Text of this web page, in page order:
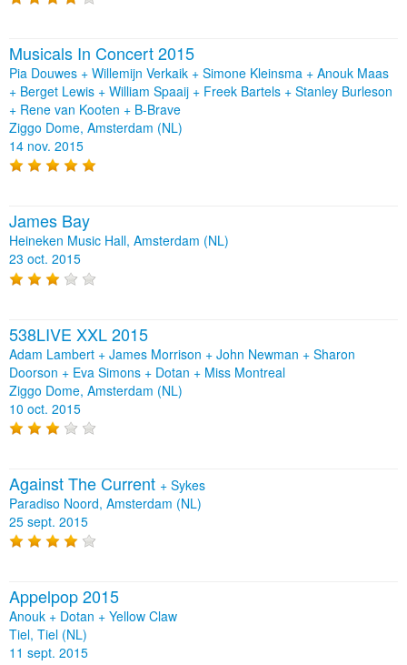
Musicals In Concert 2015
Pia Douwes + Willemijn Verkaik + Simone Kleinsma + Anouk Maas
+ Berget Lewis + William Spaaij + Freek Bartels + Stanley Burleson
+ Rene van Kooten + B-Brave
Ziggo Dome, Amsterdam (NL)
14 nov. 2015
James Bay
Heineken Music Hall, Amsterdam (NL)
23 oct. 2015
538LIVE XXL 2015
Adam Lambert + James Morrison + John Newman + Sharon
Doorson + Eva Simons + Dotan + Miss Montreal
Ziggo Dome, Amsterdam (NL)
10 oct. 2015
Against The Current + Sykes
Paradiso Noord, Amsterdam (NL)
25 sept. 2015
Appelpop 2015
Anouk + Dotan + Yellow Claw
Tiel, Tiel (NL)
11 sept. 2015